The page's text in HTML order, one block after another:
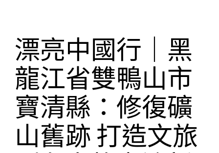
漂亮中國行｜黑
龍江省雙鴨山市
寶清縣：修復礦
山舊跡 打造文旅